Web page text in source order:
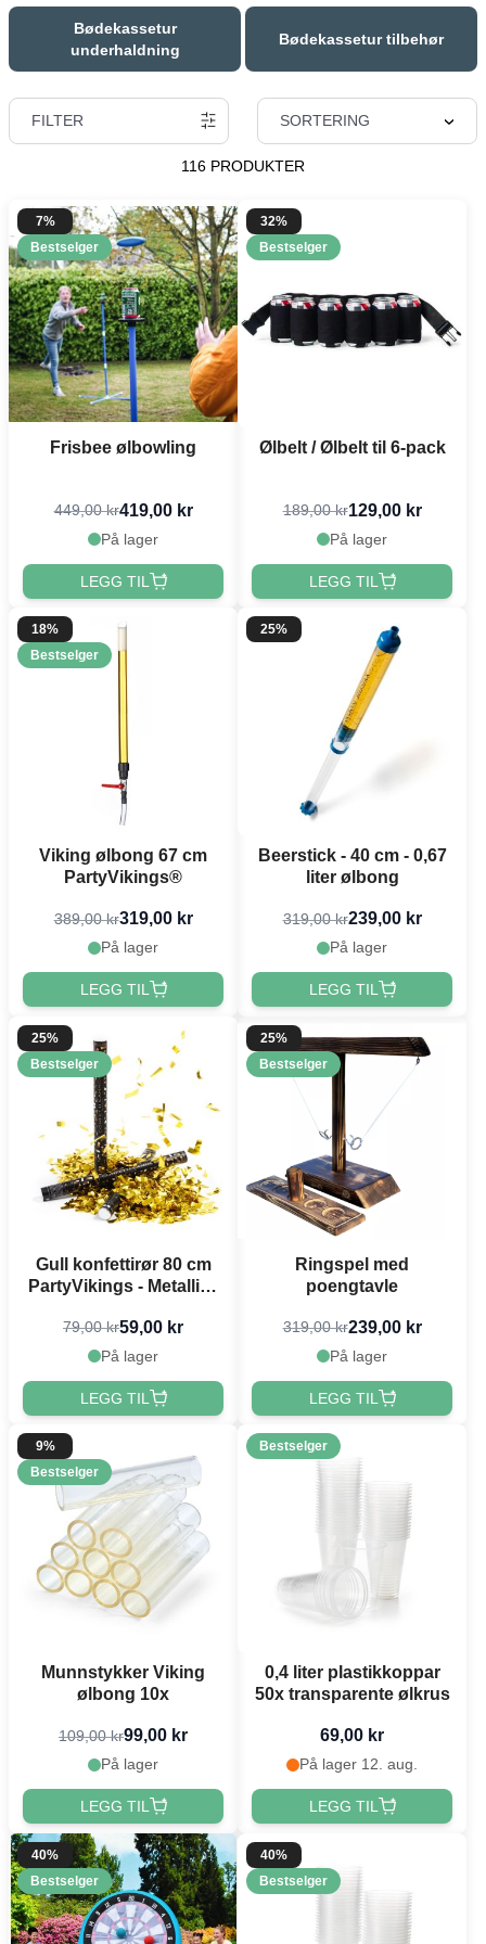
Bødekassetur
underhaldning
Bødekassetur tilbehør
FILTER SORTERING
116 PRODUKTER
7%
Bestselger
Frisbee ølbowling
449,00 kr419,00 kr
På lager
LEGG TIL
32%
Bestselger
Ølbelt / Ølbelt til 6-pack
189,00 kr129,00 kr
På lager
LEGG TIL
18%
Bestselger
Viking ølbong 67 cm
PartyVikings®
389,00 kr319,00 kr
På lager
LEGG TIL
25%
Beerstick - 40 cm - 0,67
liter ølbong
319,00 kr239,00 kr
På lager
LEGG TIL
25%
Bestselger
Gull konfettirør 80 cm
PartyVikings - Metallisk
79,00 kr59,00 kr
På lager
LEGG TIL
25%
Bestselger
Ringspel med
poengtavle
319,00 kr239,00 kr
På lager
LEGG TIL
9%
Bestselger
Munnstykker Viking
ølbong 10x
109,00 kr99,00 kr
På lager
LEGG TIL
Bestselger
0,4 liter plastikkoppar
50x transparente ølkrus
69,00 kr
På lager 12. aug.
LEGG TIL
40%
Bestselger
40%
Bestselger